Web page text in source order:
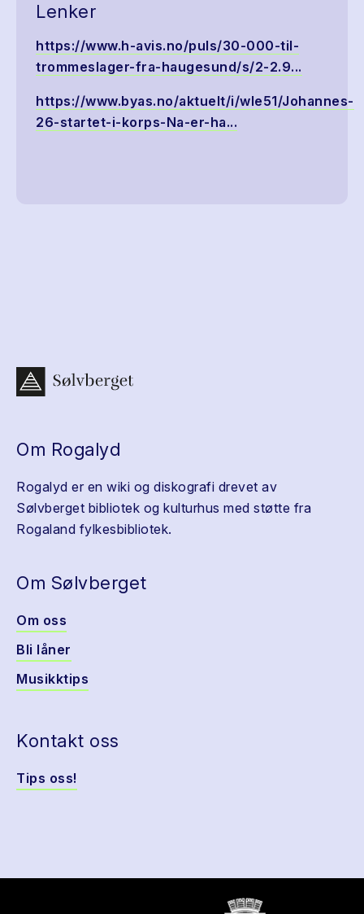
Lenker
https://www.h-avis.no/puls/30-000-til-
trommeslager-fra-haugesund/s/2-2.9...
https://www.byas.no/aktuelt/i/wle51/Johannes-
26-startet-i-korps-Na-er-ha...
Om Rogalyd
Rogalyd er en wiki og diskografi drevet av
Sølvberget bibliotek og kulturhus med støtte fra
Rogaland fylkesbibliotek.
Om Sølvberget
Om oss
Bli låner
Musikktips
Kontakt oss
Tips oss!